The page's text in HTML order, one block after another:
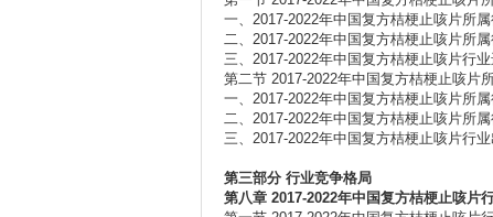
一、2017-2022年中国复方桔梗止咳片所
二、2017-2022年中国复方桔梗止咳片所
三、2017-2022年中国复方桔梗止咳片行
第二节 2017-2022年中国复方桔梗止咳片
一、2017-2022年中国复方桔梗止咳片所
二、2017-2022年中国复方桔梗止咳片所
三、2017-2022年中国复方桔梗止咳片行
第三部分 行业竞争格局
第八章 2017-2022年中国复方桔梗止咳片